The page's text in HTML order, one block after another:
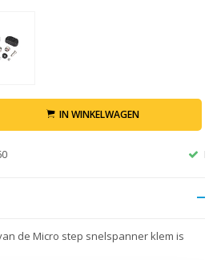
IN WINKELWAGEN
de Micro step snelspanner klem is